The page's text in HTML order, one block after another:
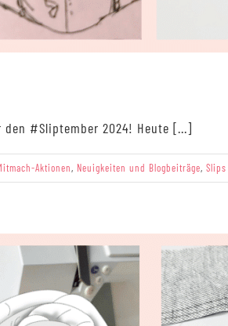
den #Sliptember 2024! Heute [...]
Aktionen, Neuigkeiten und Blogbeiträge, Slips